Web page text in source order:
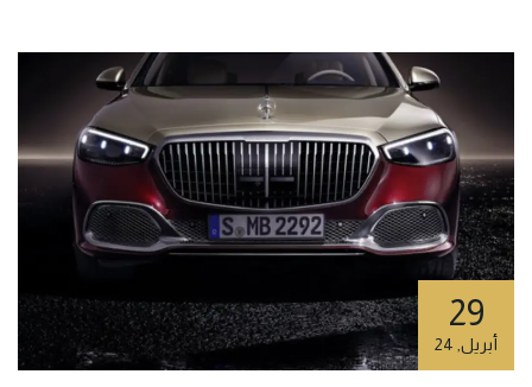
29
أبريل